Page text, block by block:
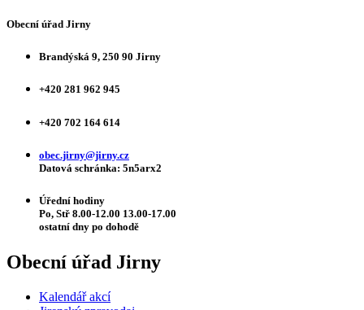
Obecní úřad Jirny
Brandýská 9, 250 90 Jirny
+420 281 962 945
+420 702 164 614
obec.jirny@jirny.cz
Datová schránka: 5n5arx2
Úřední hodiny
Po, Stř 8.00-12.00 13.00-17.00
ostatní dny po dohodě
Obecní úřad Jirny
Kalendář akcí